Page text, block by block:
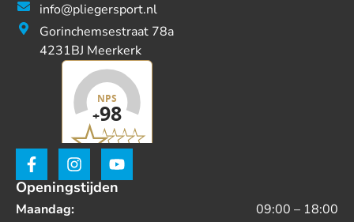
info@pliegersport.nl
Gorinchemsestraat 78a
4231BJ Meerkerk
Openingstijden
Maandag:
09:00 – 18:00